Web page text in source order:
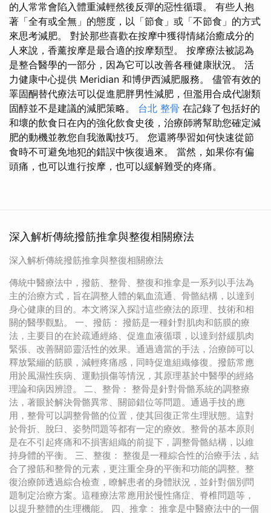
的人常常會陷入體重減輕然後反彈的惡性循環。 有些人抱
著「全有或全無」的態度，以「節食」或「不節食」的方式
來思考減肥。 對於那些喜歡在按摩中獲得情緒治癒成分的
人來說，香薰按摩是最合適的按摩類型。 按摩療法被認為
是整合醫學的一部分，因為它可以改善各種健康狀況。 活
力健康中心提供 Meridian 和博伊西減肥服務。 儘管有效的
睪固酮替代療法可以促進肥胖男性減肥，但濫用合成代謝類
固醇並不是建議的減肥策略。 台北 整骨 在記錄了包括好的
和壞的飲食日在內的強化飲食史後，治療師將幫助您確定減
肥的動機並教您自我激勵技巧。 您還將學習如何快速從節
食時不可避免地犯的錯誤中恢復過來。 當然，如果你有偏
頭痛，也可以進行按摩，也可以緩解難受的疼痛。
深入解析傳統撥筋推拿與整復相關療法
深入解析傳統撥筋推拿與整復相關療法
傳統中醫療法中，撥筋、整骨、整復和推拿是一系列以手法為
主的治療方式，旨在調整人體的氣血流通、骨骼結構，以達到
身心健康的目的。本文將深入探討這些療法的原理、技術和相
關的醫學觀點。 一、撥筋： 撥筋是一種針對肌肉和筋膜的療
法，主要目的在於疏通經絡、促進血液循環，以達到舒緩肌肉
緊張、改善關節靈活性的效果。通過適當的手法，治療師可以
釋放緊繃的筋膜，減輕疼痛感，同時促進組織修復。撥筋常應
用於風濕性疾病、運動損傷等情況，其原理基於中醫學的經絡
理論和病因辨證。 二、整骨： 整骨是針對骨骼系統的調整療
法，著眼於解決骨骼異常、關節錯位等問題。通過手技的應
用，整骨可以調整骨骼的位置，使其回復正常生理狀態。這對
於骨折、脫臼、姿勢問題等都有一定的療效。整骨的基本原則
是在不引起疼痛和不損害組織的前提下，調整骨骼結構，以維
持身體的平衡。 三、整復： 整復是一種綜合性的治療手法，結
合了撥筋和整骨的元素，更注重全身的平衡和功能的調整。整
復治療師透過綜合檢查，瞭解患者的身體狀況，並針對個別問
題制定治療方案。這種療法常應用於慢性痛症、脊椎問題等，
以提升整體的生理機能。 四、推拿： 推拿是中醫療法中的一個